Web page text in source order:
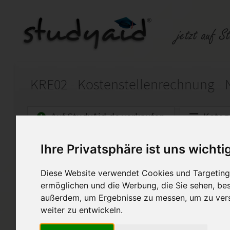
Ihre Privatsphäre ist uns
Diese Website verwendet Cookies und
ermöglichen und die Werbung, die Sie sehen,
außerdem, um Ergebnisse zu messen, um zu
weiter zu entwickeln.
KRE02 - Kostenstellenrechnung -
Auf StudyAid.de verkaufen
Startseite Wirtschaft
Note 1 - 100 Punkte - inkl.
Ich biete hier meine selbst
genannte ESA an. Diese
bewertet. Bitte verwenden